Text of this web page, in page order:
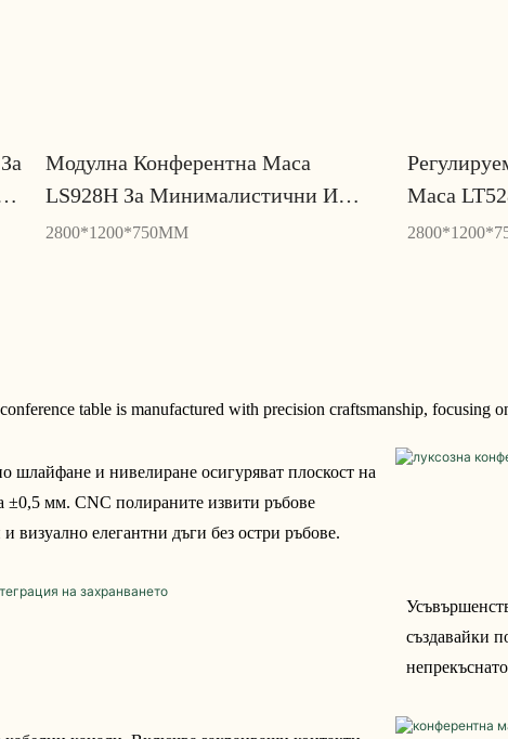
Модулна Конферентна Маса
LS928H За Минималистични И
Функционални Пространства -
2800*1200*750MM
Маса
table is manufactured with precision craftsmanship, focusing
шлайфане и нивелиране осигуряват плоскост на
±0,5 мм. CNC полираните извити ръбове
визуално елегантни дъги без остри ръбове.
създавайки